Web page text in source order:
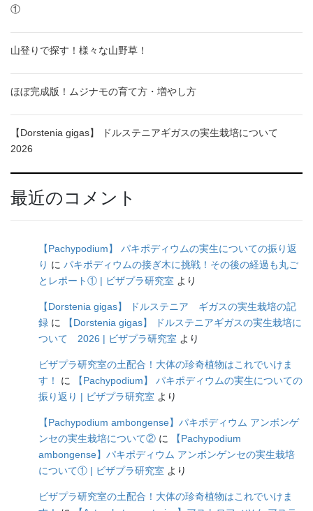
①
山登りで探す！様々な山野草！
ほぼ完成版！ムジナモの育て方・増やし方
【Dorstenia gigas】 ドルステニアギガスの実生栽培について
2026
最近のコメント
【Pachypodium】 パキポディウムの実生についての振り返
り に パキポディウムの接ぎ木に挑戦！その後の経過も丸ご
とレポート① | ビザプラ研究室 より
【Dorstenia gigas】 ドルステニア ギガスの実生栽培の記
録 に
【Dorstenia gigas】 ドルステニアギガスの実生栽培に
ついて 2026 | ビザプラ研究室 より
ビザプラ研究室の土配合！大体の珍奇植物はこれでいけま
す！
に
【Pachypodium】 パキポディウムの実生についての
振り返り | ビザプラ研究室 より
【Pachypodium ambongense】パキポディウム アンボンゲ
ンセの実生栽培について② に
【Pachypodium
ambongense】パキポディウム アンボンゲンセの実生栽培
について① | ビザプラ研究室 より
ビザプラ研究室の土配合！大体の珍奇植物はこれでいけま